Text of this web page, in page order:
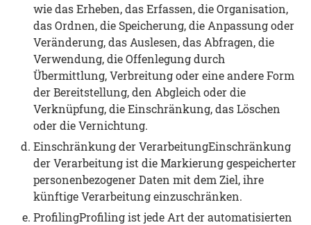
wie das Erheben, das Erfassen, die Organisation,
das Ordnen, die Speicherung, die Anpassung oder
Veränderung, das Auslesen, das Abfragen, die
Verwendung, die Offenlegung durch
Übermittlung, Verbreitung oder eine andere Form
der Bereitstellung, den Abgleich oder die
Verknüpfung, die Einschränkung, das Löschen
oder die Vernichtung.
Einschränkung der VerarbeitungEinschränkung
der Verarbeitung ist die Markierung gespeicherter
personenbezogener Daten mit dem Ziel, ihre
künftige Verarbeitung einzuschränken.
ProfilingProfiling ist jede Art der automatisierten